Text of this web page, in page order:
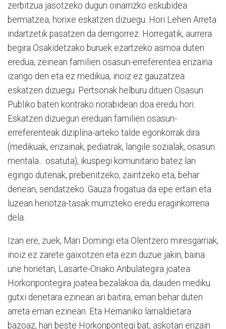
zerbitzua jasotzeko dugun oinarrizko eskubidea
bermatzea, horixe eskatzen dizuegu. Hori Lehen Arreta
indartzetik pasatzen da derrigorrez. Horregatik, aurrera
begira Osakidetzako buruek ezartzeko asmoa duten
eredua, zeinean familien osasun-erreferentea erizaina
izango den eta ez medikua, inoiz ez gauzatzea
eskatzen dizuegu. Pertsonak helburu dituen Osasun
Publiko baten kontrako norabidean doa eredu hori.
Eskatzen dizuegun ereduan familien osasun-
erreferenteak diziplina-arteko talde egonkorrak dira
(medikuak, erizainak, pediatrak, langile sozialak, osasun
mentala... osatuta), ikuspegi komunitario batez lan
egingo dutenak, prebenitzeko, zaintzeko eta, behar
denean, sendatzeko. Gauza frogatua da epe ertain eta
luzean heriotza-tasak murrizteko eredu eraginkorrena
dela.
Izan ere, zuek, Mari Domingi eta Olentzero miresgarriak,
inoiz ez zarete gaixotzen eta ezin duzue jakin, baina
une honetan, Lasarte-Oriako Anbulategira joatea
Horkonpontegira joatea bezalakoa da, dauden mediku
gutxi denetara ezinean ari baitira, eman behar duten
arreta eman ezinean. Eta Hernaniko larrialdietara
bazoaz, han beste Horkonpontegi bat, askotan erizain